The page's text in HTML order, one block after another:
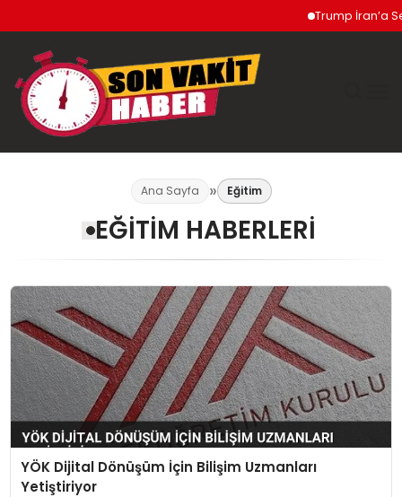
Trump İran’a Sert Yanıt
EKONOMI
SPOR
TEKNOLOJI
YAŞAM
Ana Sayfa Eğitim
EĞITIM HABERLERI
YÖK Dijital Dönüşüm İçin Bilişim Uzmanları
Yetiştiriyor